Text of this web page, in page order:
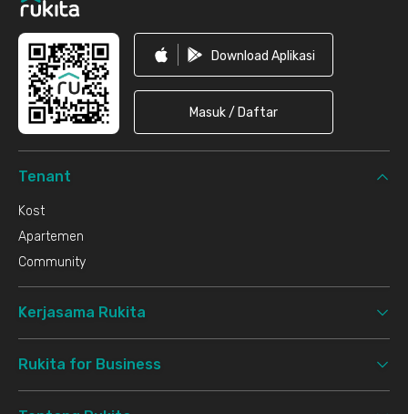
Download Aplikasi
Masuk / Daftar
Tenant
Kost
Apartemen
Community
Kerjasama Rukita
Rukita for Business